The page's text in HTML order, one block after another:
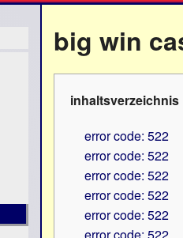
big win
inhaltsverzeichnis
error code: 522
error code: 522
error code: 522
error code: 522
error code: 522